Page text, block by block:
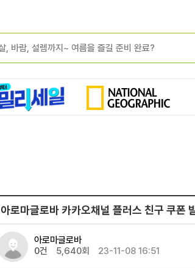
아로마글로바 카카오채널 플러스 친구 쿠폰
아로마글로바
0건
5,640회 23-11-08 16:51